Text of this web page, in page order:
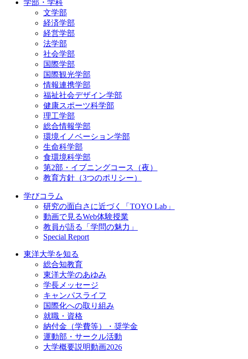
学部・学科
文学部
経済学部
経営学部
法学部
社会学部
国際学部
国際観光学部
情報連携学部
福祉社会デザイン学部
健康スポーツ科学部
理工学部
総合情報学部
環境イノベーション学部
生命科学部
食環境科学部
第2部・イブニングコース（夜）
教育方針（3つのポリシー）
学びコラム
研究の面白さに近づく「TOYO Lab」
動画で見るWeb体験授業
教員が語る「学問の魅力」
Special Report
東洋大学を知る
総合知教育
東洋大学のあゆみ
学長メッセージ
キャンパスライフ
国際化への取り組み
就職・資格
納付金（学費等）・奨学金
運動部・サークル活動
大学概要説明動画2026